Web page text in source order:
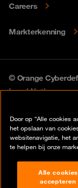
Careers
Markterkenning
© Orange
Legal Notice
Vulnerability policy
Compliance
Door op “Alle cookies
het opslaan van
websitenavigatie, het
te helpen bij onze
Alle cookies
accepteren